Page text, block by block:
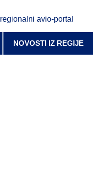
regionalni avio-portal
NOVOSTI IZ REGIJE